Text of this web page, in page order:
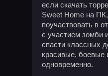
если скачать
Sweet Home на
поучаствовать в
с участием зомби
спасти классных
красивые, боевые
одновременно.